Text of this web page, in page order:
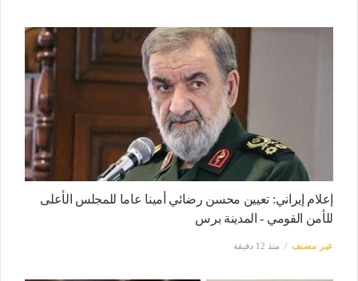
إعلام إيراني: تعيين محسن رضائي أمينا عاما للمجلس الأعلى
للأمن القومي - المدينة برس
غير مصنف منذ 12 دقيقة